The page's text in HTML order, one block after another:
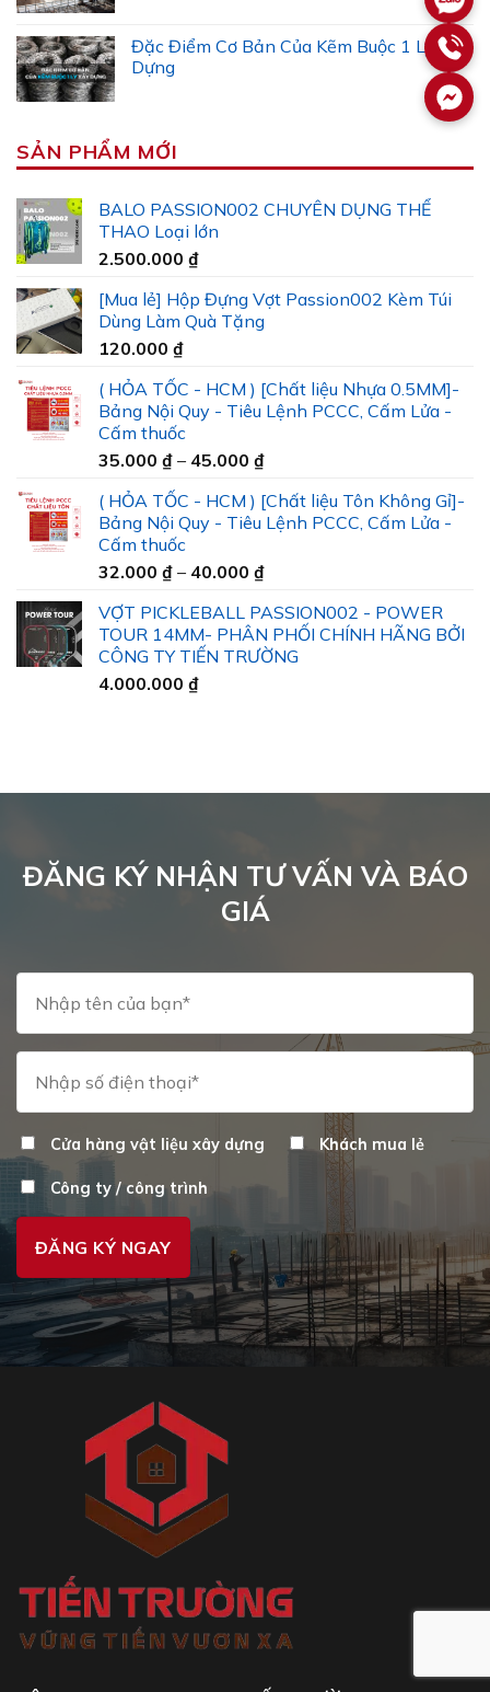
Đặc Điểm Cơ Bản Của Kẽm Buộc 1 Ly Xây
Dựng
SẢN PHẨM MỚI
BALO PASSION002 CHUYÊN DỤNG THỂ
THAO Loại lớn
2.500.000 ₫
[Mua lẻ] Hộp Đựng Vợt Passion002 Kèm Túi
Dùng Làm Quà Tặng
120.000 ₫
( HỎA TỐC - HCM ) [Chất liệu Nhựa 0.5MM]-
Bảng Nội Quy - Tiêu Lệnh PCCC, Cấm Lửa -
Cấm thuốc
35.000 ₫ – 45.000 ₫Khoảng
từ
35.000 ₫
45.000 ₫
( HỎA TỐC - HCM ) [Chất liệu Tôn Không Gỉ]-
Bảng Nội Quy - Tiêu Lệnh PCCC, Cấm Lửa -
Cấm thuốc
32.000 ₫ – 40.000 ₫Khoảng
từ
32.000 ₫
đến
VỢT PICKLEBALL PASSION002 - POWER
TOUR 14MM- PHÂN PHỐI CHÍNH HÃNG BỞI
CÔNG TY TIẾN TRƯỜNG
4.000.000 ₫
ĐĂNG KÝ NHẬN TƯ VẤN VÀ BÁO
GIÁ
Cửa hàng vật liệu xây dựng Khách mua lẻ
Công ty / công trình